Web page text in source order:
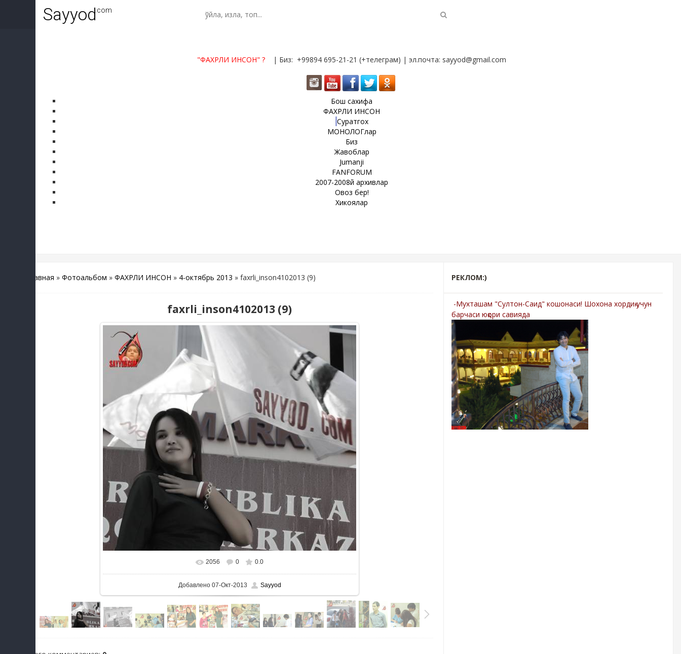
Sayyod.com
"ФАХРЛИ ИНСОН"? | Биз: +99894 695-21-21 (+телеграм) | эл.почта: sayyod@gmail.com
Бош сахифа
ФАХРЛИ ИНСОН
Суратгох
МОНОЛОГлар
Биз
Жавоблар
Jumanji
FANFORUM
2007-2008й архивлар
Овоз бер!
Хикоялар
Главная » Фотоальбом » ФАХРЛИ ИНСОН » 4-октябрь 2013 » faxrli_inson4102013 (9)
faxrli_inson4102013 (9)
В реальном размере 700x623
2056 0 0.0
Добавлено07-Окт-2013 Sayyod
РЕКЛОМ:)
-Мухташам "Султон-Саид" кошонаси! Шохона хордиқ учун
барчаси юқори савияда